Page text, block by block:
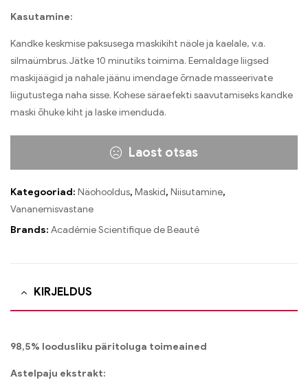
Kasutamine:
Kandke keskmise paksusega maskikiht näole ja kaelale, v.a.
silmaümbrus. Jätke 10 minutiks toimima. Eemaldage liigsed
maskijäägid ja nahale jäänu imendage õrnade masseerivate
liigutustega naha sisse. Kohese säraefekti saavutamiseks kandke
maski õhuke kiht ja laske imenduda.
Laost otsas
Kategooriad: Näohooldus, Maskid, Niisutamine,
Vananemisvastane
Brands: Académie Scientifique de Beauté
KIRJELDUS
98,5% loodusliku päritoluga toimeained
Astelpaju ekstrakt: